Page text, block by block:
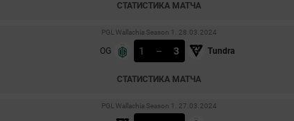
СТАТИСТИКА МАТЧА
PGL Wallachia Season 1. 28.03.2024
OG 1 – 3 Tundra
СТАТИСТИКА МАТЧА
PGL Wallachia Season 1. 27.03.2024